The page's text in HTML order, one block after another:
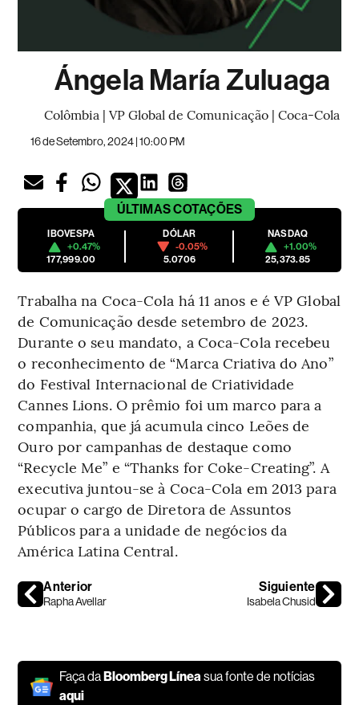
Ángela María Zuluaga
Colômbia | VP Global de Comunicação | Coca-Cola
16 de Setembro, 2024 | 10:00 PM
ÚLTIMASCOTAÇÕES
IBOVESPA
+0.47%
177,999.00
DÓLAR
-0.05%
5.0706
NASDAQ
+1.00%
25,373.85
Trabalha na Coca-Cola há 11 anos e é VP Global
de Comunicação desde setembro de 2023.
Durante o seu mandato, a Coca-Cola recebeu
o reconhecimento de “Marca Criativa do Ano”
do Festival Internacional de Criatividade
Cannes Lions. O prêmio foi um marco para a
companhia, que já acumula cinco Leões de
Ouro por campanhas de destaque como
“Recycle Me” e “Thanks for Coke-Creating”. A
executiva juntou-se à Coca-Cola em 2013 para
ocupar o cargo de Diretora de Assuntos
Públicos para a unidade de negócios da
América Latina Central.
Anterior
Rapha Avellar
Siguiente
Isabela Chusid
Faça daBloomberg Líneasua fonte de notícias
aqui